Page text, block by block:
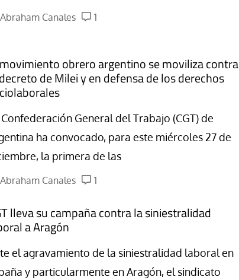
Abraham Canales 1
obrero argentino se moviliza contra
de Milei y en defensa de los derechos
Confederación General del Trabajo (CGT) de
ha convocado, para este miércoles 27 de
la primera de las
Abraham Canales 1
lleva su campaña contra la siniestralidad
a Aragón
el agravamiento de la siniestralidad laboral en
y particularmente en Aragón, el sindicato